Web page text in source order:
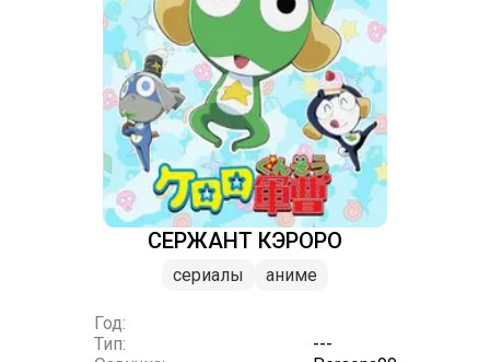
СЕРЖАНТ КЭРОРО
сериалы аниме
Год:
Тип:
---